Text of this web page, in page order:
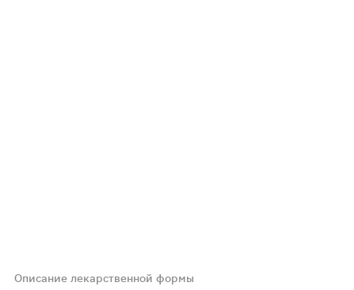
Описание лекарственной формы